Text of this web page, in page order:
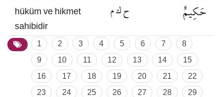
hüküm ve hikmet
sahibidir
ح ك م حَكِيمٌ
1 2 3 4 5 6 7
8
9
10 11 12 13 14
15
16
17 18 19 20 21
22
23
24 25 26 27 28
29